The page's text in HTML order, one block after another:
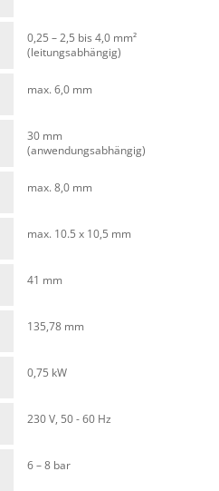
0,25 – 2,5 bis 4,0 mm²
(leitungsabhängig)
max. 6,0 mm
30 mm
(anwendungsabhängig)
max. 8,0 mm
max. 10.5 x 10,5 mm
41 mm
135,78 mm
0,75 kW
230 V, 50 - 60 Hz
6 – 8 bar